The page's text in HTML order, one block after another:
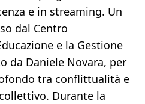
e in streaming. Un
dal Centro
e la Gestione
da Daniele Novara, per
tra conflittualità e
Durante la